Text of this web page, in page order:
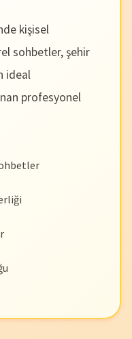
kişisel
sohbetler, şehir
ideal
profesyonel